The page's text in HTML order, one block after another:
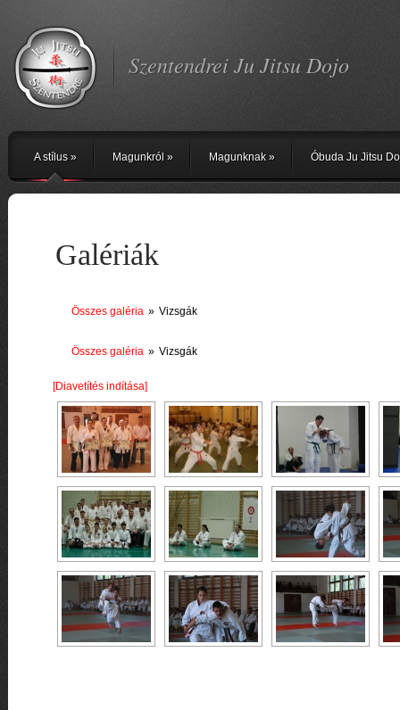
Szentendrei Ju Jitsu Dojo
A stílus» Magunkról » Magunknak» Óbuda Ju Jitsu
Galériák
Összes galéria » Vizsgák
Összes galéria » Vizsgák
[Diavetítés indítása]